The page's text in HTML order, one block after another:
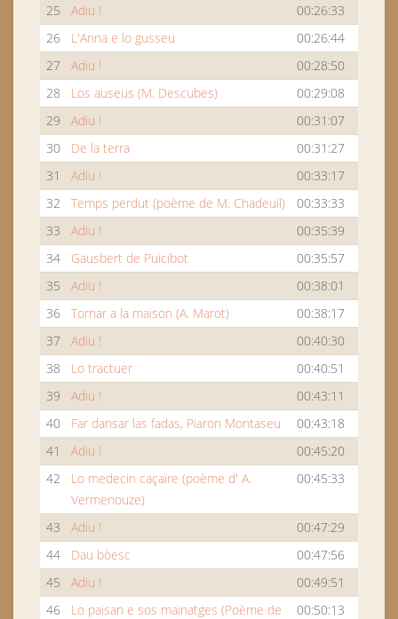
25
Adiu !
00:26:33
26
L'Anna e lo gusseu
00:26:44
27
Adiu !
00:28:50
28
Los auseus (M. Descubes)
00:29:08
29
Adiu !
00:31:07
30
De la terra
00:31:27
31
Adiu !
00:33:17
32
Temps perdut (poème de M. Chadeuil)
00:33:33
33
Adiu !
00:35:39
34
Gausbert de Puicibot
00:35:57
35
Adiu !
00:38:01
36
Tornar a la maison (A. Marot)
00:38:17
37
Adiu !
00:40:30
38
Lo tractuer
00:40:51
39
Adiu !
00:43:11
40
Far dansar las fadas, Piaron Montaseu
00:43:18
41
Adiu !
00:45:20
42
Lo medecin caçaïre (poème d' A.
Vermenouze)
00:45:33
43 Adiu !
00:47:29
44
Dau bòesc
00:47:56
45
Adiu !
00:49:51
46
Lo paisan e sos mainatges (Poème de 00:50:13